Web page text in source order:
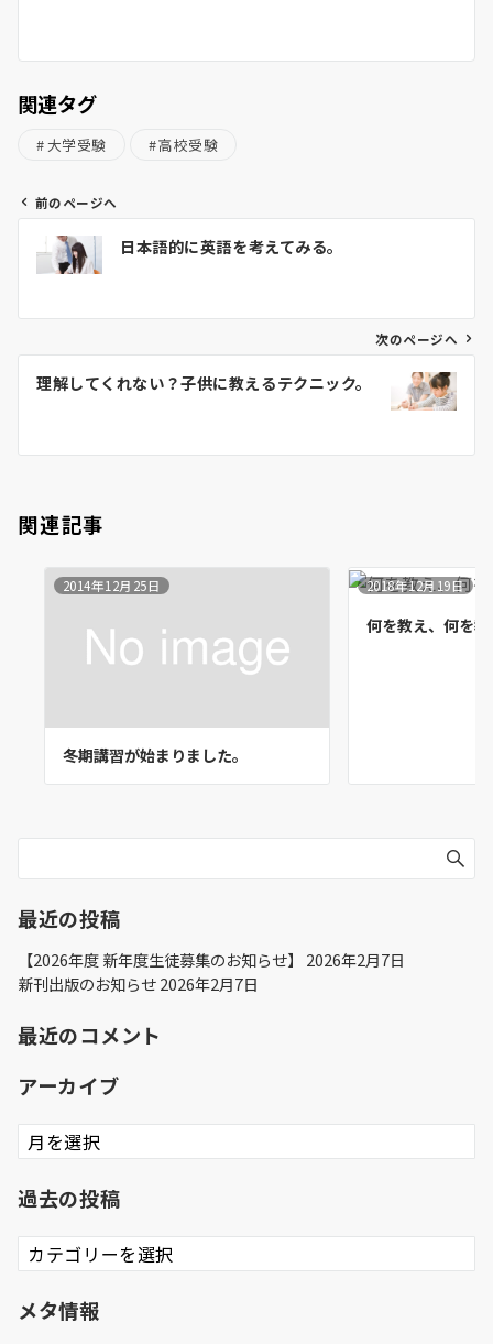
関連タグ
大学受験 高校受験
ビ
ン
前のページへ
日本語的に英語を考えてみる。
次のページへ
理解してくれない？子供に教えるテクニック。
関連記事
2014年12月25日
冬期講習が始まりました。
2018年12月19日
何を教え、何を
最近の投稿
【2026年度 新年度生徒募集のお知らせ】
2026年2月7日
新刊出版のお知らせ 2026年2月7日
最近のコメント
アーカイブ
ア
ー
イ
過去の投稿
過
去
投
メタ情報